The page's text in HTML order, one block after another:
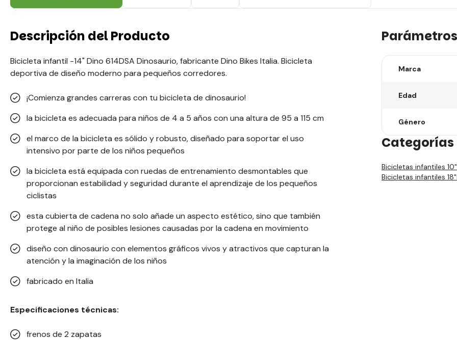
Descripción del Producto
Bicicleta infantil -14" Dino 614DSA Dinosaurio, fabricante Dino Bikes Italia. Bicicleta
deportiva de diseño moderno para pequeños corredores.
¡Comienza grandes carreras con tu bicicleta de dinosaurio!
la bicicleta es adecuada para niños de 4 a 5 años con una altura de 95 a 115 cm
el marco de la bicicleta es sólido y robusto, diseñado para soportar el uso
intensivo por parte de los niños pequeños
la bicicleta está equipada con ruedas de entrenamiento desmontables que
proporcionan estabilidad y seguridad durante el aprendizaje de los pequeños
ciclistas
esta cubierta de cadena no solo añade un aspecto estético, sino que también
protege al niño de posibles lesiones causadas por la cadena en movimiento
diseño con dinosaurio con elementos gráficos vivos y atractivos que capturan la
atención y la imaginación de los niños
fabricado en Italia
Especificaciones técnicas:
frenos de 2 zapatas
Parámetros
Marca
Edad
Género
Bicicletas infantiles 10"
Bicicletas infantiles 18"